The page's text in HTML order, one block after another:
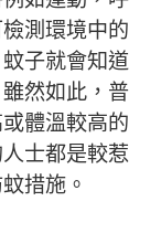
測環境中的
子就會知道
然如此，普
體溫較高的
士都是較惹
措施。